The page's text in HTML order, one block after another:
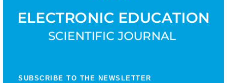
SUBSCRIBE TO THE NEWSLETTER